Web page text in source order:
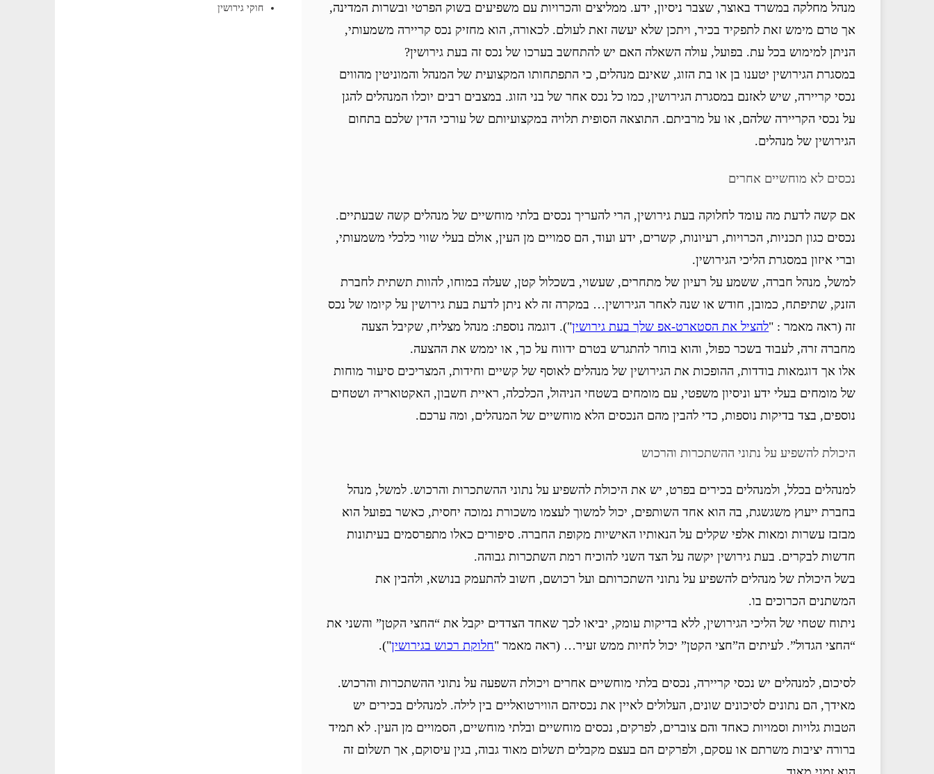
מנהל מחלקה במשרד באוצר, שצבר ניסיון, ידע. ממליצים והכרויות עם משפיעים בשוק הפרטי ובשרות המדינה,
אך טרם מימש זאת לתפקיד בכיר, ויתכן שלא יעשה זאת לעולם. לכאורה, הוא מחזיק נכס קריירה משמעותי,
הניתן למימוש בכל עת. בפועל, עולה השאלה האם יש להתחשב בערכו של נכס זה בעת גירושין?
במסגרת הגירושין יטענו בן או בת הזוג, שאינם מנהלים, כי התפתחותו המקצועית של המנהל והמוניטין מהווים
נכסי קריירה, שיש לאזנם במסגרת הגירושין, כמו כל נכס אחר של בני הזוג. במצבים רבים יוכלו המנהלים להגן
על נכסי הקריירה שלהם, או על מרביתם. התוצאה הסופית תלויה במקצועיותם של עורכי הדין שלכם בתחום
הגירושין של מנהלים.
נכסים לא מוחשיים אחרים
אם קשה לדעת מה עומד לחלוקה בעת גירושין, הרי להעריך נכסים בלתי מוחשיים של מנהלים קשה שבעתיים.
נכסים כגון תכניות, הכרויות, רעיונות, קשרים, ידע ועוד, הם סמויים מן העין, אולם בעלי שווי כלכלי משמעותי,
וברי איזון במסגרת הליכי הגירושין.
למשל, מנהל חברה, ששמע על רעיון של מתחרים, שעשוי, בשכלול קטן, שעלה במוחו, להוות תשתית לחברת
הזנק, שתיפתח, כמובן, חודש או שנה לאחר הגירושין… במקרה זה לא ניתן לדעת בעת גירושין על קיומו של נכס
זה (ראה מאמר : "להציל את הסטארט-אפ שלך בעת גירושין"). דוגמה נוספת: מנהל מצליח, שקיבל הצעה
מחברה זרה, לעבוד בשכר כפול, והוא בוחר להתגרש בטרם ידווח על כך, או יממש את ההצעה.
אלו אך דוגמאות בודדות, ההופכות את הגירושין של מנהלים לאוסף של קשיים וחידות, המצריכים סיעור מוחות
של מומחים בעלי ידע וניסיון משפטי, עם מומחים בשטחי הניהול, הכלכלה, ראיית חשבון, האקטואריה ושטחים
נוספים, בצד בדיקות נוספות, כדי להבין מהם הנכסים הלא מוחשיים של המנהלים, ומה ערכם.
היכולת להשפיע על נתוני ההשתכרות והרכוש
למנהלים בכלל, ולמנהלים בכירים בפרט, יש את היכולת להשפיע על נתוני ההשתכרות והרכוש. למשל, מנהל
בחברת ייעוץ משגשגת, בה הוא אחד השותפים, יכול למשוך לעצמו משכורת נמוכה יחסית, כאשר בפועל הוא
מבזבז עשרות ומאות אלפי שקלים על הנאותיו האישיות מקופת החברה. סיפורים כאלו מתפרסמים בעיתונות
חדשות לבקרים. בעת גירושין יקשה על הצד השני להוכיח רמת השתכרות גבוהה.
בשל היכולת של מנהלים להשפיע על נתוני השתכרותם ועל רכושם, חשוב להתעמק בנושא, ולהבין את
המשתנים הכרוכים בו.
ניתוח שטחי של הליכי הגירושין, ללא בדיקות עומק, יביאו לכך שאחד הצדדים יקבל את “החצי הקטן” והשני את
“החצי הגדול”. לעיתים ה”חצי הקטן” יכול לחיות ממש זעיר… (ראה מאמר "חלוקת רכוש בגירושין").
לסיכום, למנהלים יש נכסי קריירה, נכסים בלתי מוחשיים אחרים ויכולת השפעה על נתוני ההשתכרות והרכוש.
מאידך, הם נתונים לסיכונים שונים, העלולים לאיין את נכסיהם הווירטואליים בין לילה. למנהלים בכירים יש
הטבות גלויות וסמויות כאחד והם צוברים, לפרקים, נכסים מוחשיים ובלתי מוחשיים, הסמויים מן העין. לא תמיד
ברורה יציבות משרתם או עסקם, ולפרקים הם בעצם מקבלים תשלום מאוד גבוה, בגין עיסוקם, אך תשלום זה
חוקי גירושין